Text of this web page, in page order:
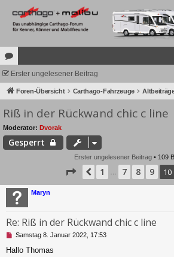
or
en
Erster ungelesener Beitrag
Foren-Übersicht Carthago-Fahrzeuge
Riß in der Rückwand chic c line
Moderator: Dvorak
Gesperrt
Erster ungelesener Beitrag• 109
Seite 10 von 11
Vorherige
1 7 8 9 10
Maryn
Re: Riß in der Rückwand chic c line
U
g
Samstag 8. Januar 2022, 17:53
Hallo Thomas